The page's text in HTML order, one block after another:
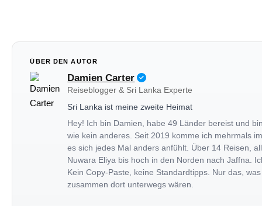
ÜBER DEN AUTOR
Damien Carter
Reiseblogger & Sri Lanka Experte
Sri Lanka ist meine zweite Heimat
Hey! Ich bin Damien, habe 49 Länder bereist und
wie kein anderes. Seit 2019 komme ich mehrmals
es sich jedes Mal anders anfühlt. Über 14 Reisen,
Nuwara Eliya bis hoch in den Norden nach Jaffna.
Kein Copy-Paste, keine Standardtipps. Nur das,
zusammen dort unterwegs wären.